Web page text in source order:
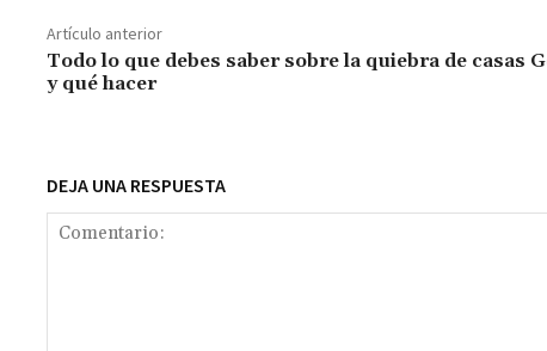
o
o
k
sA
p
p
ge m Li
Artículo anterior
Todo lo que debes saber sobre la quiebra de casas
y qué hacer
DEJA UNA RESPUESTA